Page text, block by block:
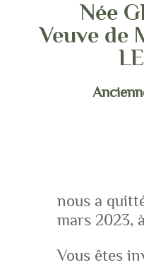
Née
Veuve de
nous a
mars 2023,
Vous êtes